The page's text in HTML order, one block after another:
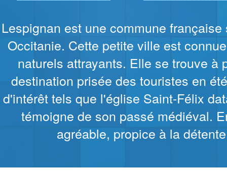
Lespignan est une commune
Occitanie. Cette petite ville est
naturels attrayants. Elle se trouve à
destination prisée des touristes en
d'intérêt tels que l'église Saint-Félix
témoigne de son passé médiéval.
agréable, propice à la